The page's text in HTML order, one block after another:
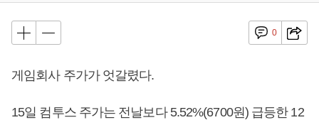
0
게임회사 주가가 엇갈렸다.
15일 컴투스 주가는 전날보다 5.52%(6700원) 급등한 12